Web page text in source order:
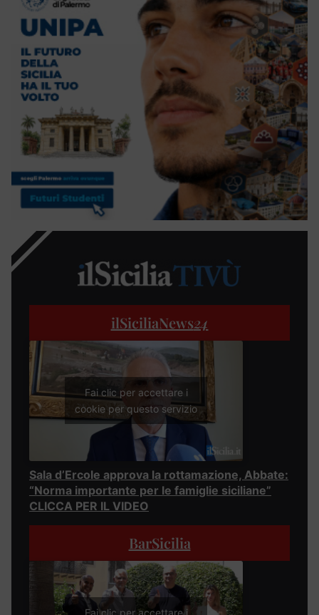
ilSiciliaNews24
Fai clic per accettare i
cookie per questo servizio
Sala d’Ercole approva la rottamazione, Abbate:
“Norma importante per le famiglie siciliane”
CLICCA PER IL VIDEO
BarSicilia